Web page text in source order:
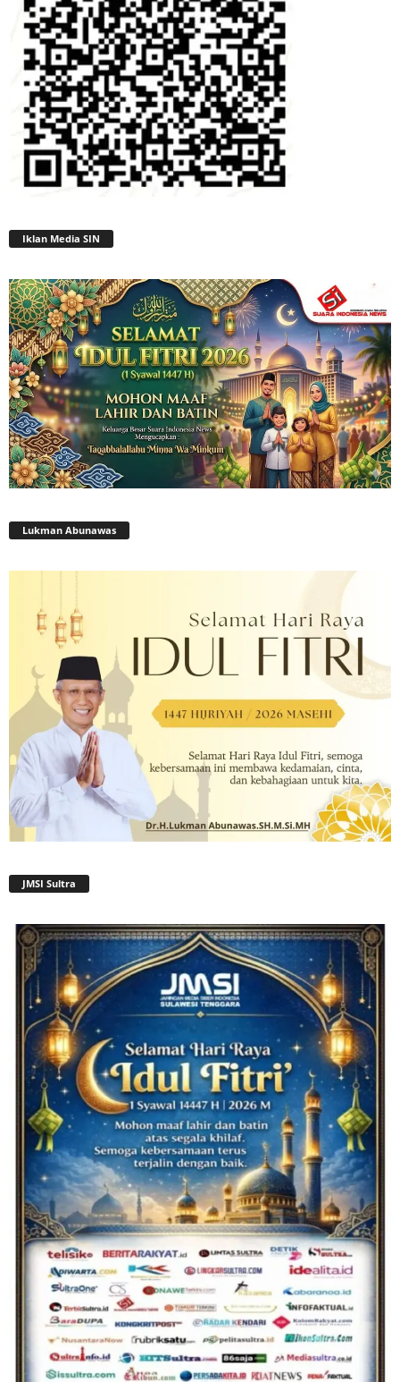
Iklan Media SIN
Lukman Abunawas
JMSI Sultra